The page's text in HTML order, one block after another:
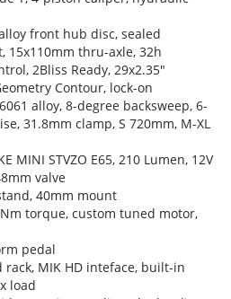
front hub disc, sealed
15x110mm thru-axle, 32h
2Bliss Ready, 29x2.35"
Contour, lock-on
alloy, 8-degree backsweep, 6-
31.8mm clamp, S 720mm, M-XL
MINI STVZO E65, 210 Lumen, 12V
valve
40mm mount
torque, custom tuned motor,
pedal
rack, MIK HD inteface, built-in
load